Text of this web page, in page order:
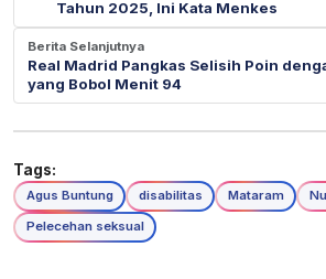
Tahun 2025, Ini Kata Menkes
Berita Selanjutnya
Real Madrid Pangkas Selisih Poin
yang Bobol Menit 94
Tags:
Agus Buntung disabilitas Mataram
Pelecehan seksual